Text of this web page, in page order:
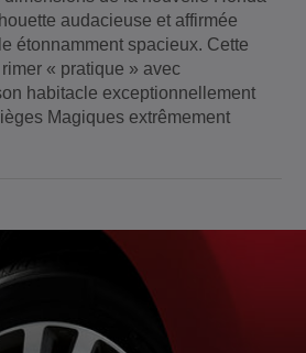
audacieuse et affirmée
étonnamment spacieux. Cette
« pratique » avec
habitacle exceptionnellement
Magiques extrêmement